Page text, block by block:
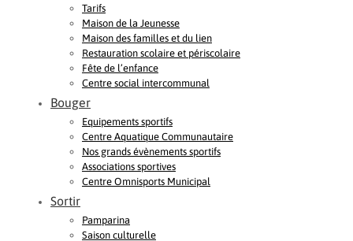
Tarifs
Maison de la Jeunesse
Maison des familles et du lien
Restauration scolaire et périscolaire
Fête de l’enfance
Centre social intercommunal
Bouger
Equipements sportifs
Centre Aquatique Communautaire
Nos grands évènements sportifs
Associations sportives
Centre Omnisports Municipal
Sortir
Pamparina
Saison culturelle